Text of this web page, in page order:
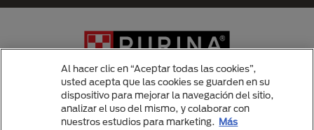
Menu Footer Secundario Purina
Al hacer clic en “Aceptar todas las cookies”,
usted acepta que las cookies se guarden en su
dispositivo para mejorar la navegación del sitio,
analizar el uso del mismo, y colaborar con
nuestros estudios para marketing. Más